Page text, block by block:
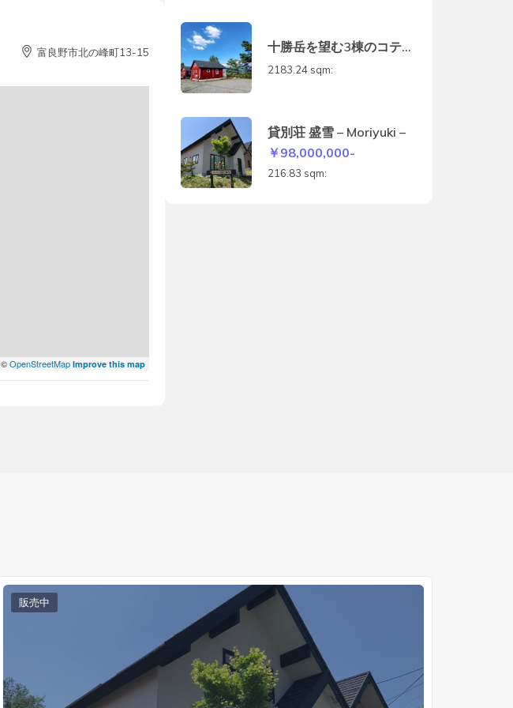
富良野市北の峰町13-15
©OpenStreetMap Improve this map
十勝岳を望む3棟のコテー
ジ
2183.24 sqm:
貸別荘 盛雪 – Moriyuki –
￥98,000,000-
216.83 sqm:
販売中